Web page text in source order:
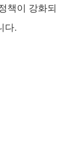
책이 강화되
다.